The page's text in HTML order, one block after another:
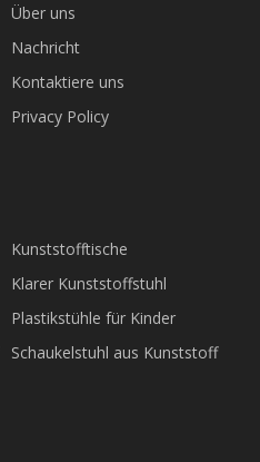
Über uns
Nachricht
Kontaktiere uns
Privacy Policy
Kunststofftische
Klarer Kunststoffstuhl
Plastikstühle für Kinder
Schaukelstuhl aus Kunststoff